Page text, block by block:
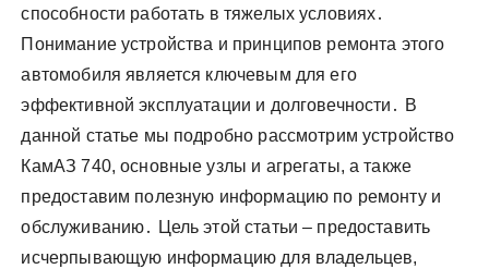
способности работать в тяжелых условиях․
Понимание устройства и принципов ремонта этого
автомобиля является ключевым для его
эффективной эксплуатации и долговечности․ В
данной статье мы подробно рассмотрим устройство
КамАЗ 740, основные узлы и агрегаты, а также
предоставим полезную информацию по ремонту и
обслуживанию․ Цель этой статьи – предоставить
исчерпывающую информацию для владельцев,